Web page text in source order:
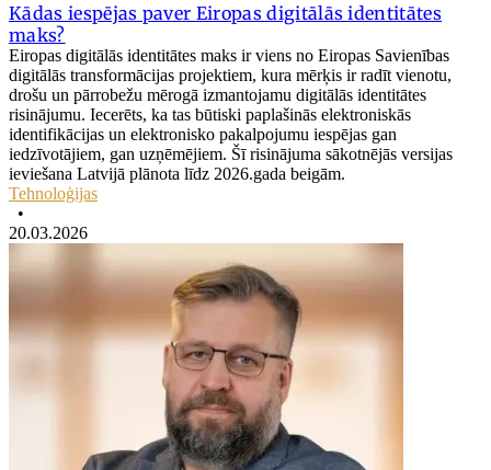
Kādas iespējas paver Eiropas digitālās identitātes
maks?
Eiropas digitālās identitātes maks ir viens no Eiropas Savienības
digitālās transformācijas projektiem, kura mērķis ir radīt vienotu,
drošu un pārrobežu mērogā izmantojamu digitālās identitātes
risinājumu. Iecerēts, ka tas būtiski paplašinās elektroniskās
identifikācijas un elektronisko pakalpojumu iespējas gan
iedzīvotājiem, gan uzņēmējiem. Šī risinājuma sākotnējās versijas
ieviešana Latvijā plānota līdz 2026.gada beigām.
Tehnoloģijas
•
20.03.2026